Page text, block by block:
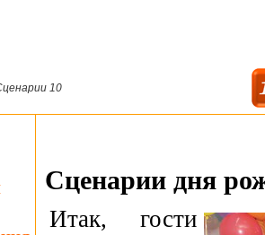
10
Сценарии дня
Итак, гости